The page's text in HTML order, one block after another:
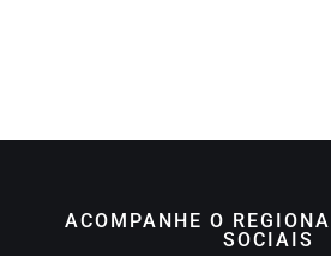
ACOMPANHE O
SOCIAIS